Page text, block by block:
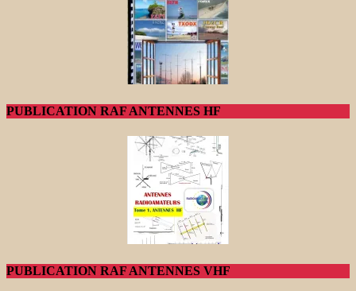
PUBLICATION RAF ANTENNES HF
PUBLICATION RAF ANTENNES VHF